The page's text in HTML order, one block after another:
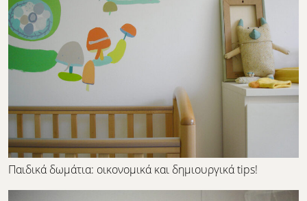
Παιδικά δωμάτια: οικονομικά και δημιουργικά tips!